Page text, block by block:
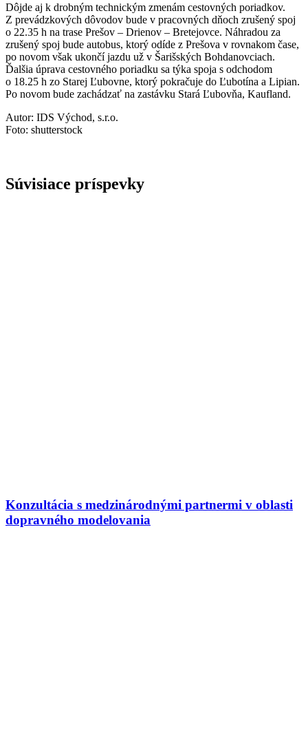
Dôjde aj k drobným technickým zmenám cestovných poriadkov.
Z prevádzkových dôvodov bude v pracovných dňoch zrušený spoj
o 22.35 h na trase Prešov – Drienov – Bretejovce. Náhradou za
zrušený spoj bude autobus, ktorý odíde z Prešova v rovnakom čase,
po novom však ukončí jazdu už v Šarišských Bohdanovciach.
Ďalšia úprava cestovného poriadku sa týka spoja s odchodom
o 18.25 h zo Starej Ľubovne, ktorý pokračuje do Ľubotína a Lipian.
Po novom bude zachádzať na zastávku Stará Ľubovňa, Kaufland.
Autor: IDS Východ, s.r.o.
Foto: shutterstock
Súvisiace príspevky
Konzultácia s medzinárodnými partnermi v oblasti
dopravného modelovania